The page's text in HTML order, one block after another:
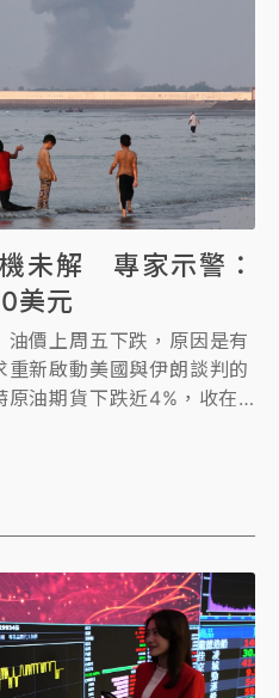
未解 專家示警：
美元
油價上周五下跌，原因是有
新啟動美國與伊朗談判的
油期貨下跌近4%，收在
原油（WTI）期貨下跌
據《路透》報導，巴基斯
國支持。 上周布蘭
海峽（Strait of Hormuz）
，原油價格可能重新回到
銀行的分析師估計，如果
為全球基準油價的布蘭特原
美元，明年全年均價則